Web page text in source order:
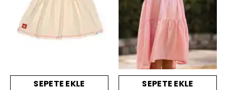
SEPETE EKLE
SEPETE EKLE